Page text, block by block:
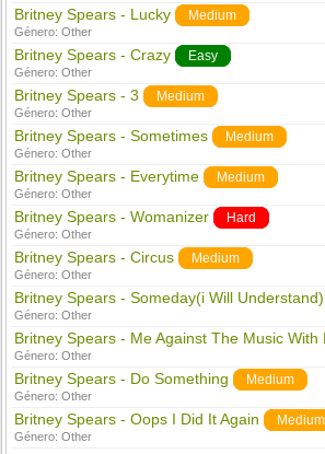
Britney Spears - Lucky Medium
Género:Other
Britney Spears - Crazy Easy
Género:Other
Britney Spears - 3 Medium
Género:Other
Britney Spears - Sometimes Medium
Género:Other
Britney Spears - Everytime Medium
Género:Other
Britney Spears - Womanizer Hard
Género:Other
Britney Spears - Circus Medium
Género:Other
Britney Spears - Someday(i Will Understand)
Género:Other
Britney Spears - Me Against The Music With
Género:Other
Britney Spears - Do Something Medium
Género:Other
Britney Spears - Oops I Did It Again Medium
Género:Other